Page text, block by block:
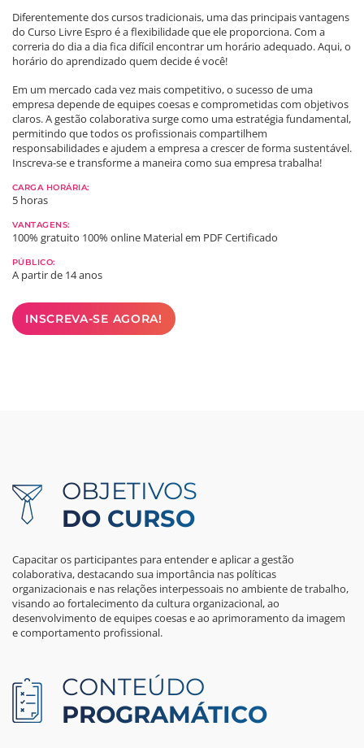
Diferentemente dos cursos tradicionais, uma das principais vantagens
do Curso Livre Espro é a flexibilidade que ele proporciona. Com a
correria do dia a dia fica difícil encontrar um horário adequado. Aqui, o
horário do aprendizado quem decide é você!
Em um mercado cada vez mais competitivo, o sucesso de uma
empresa depende de equipes coesas e comprometidas com objetivos
claros. A gestão colaborativa surge como uma estratégia fundamental,
permitindo que todos os profissionais compartilhem
responsabilidades e ajudem a empresa a crescer de forma sustentável.
Inscreva-se e transforme a maneira como sua empresa trabalha!
CARGA HORÁRIA:
5 horas
VANTAGENS:
100% gratuito 100% online Material em PDFCertificado
PÚBLICO:
A partir de 14 anos
INSCREVA-SE AGORA!
OBJETIVOS
DO CURSO
Capacitar os participantes para entender e aplicar a gestão
colaborativa, destacando sua importância nas políticas
organizacionais e nas relações interpessoais no ambiente de trabalho,
visando ao fortalecimento da cultura organizacional, ao
desenvolvimento de equipes coesas e ao aprimoramento da imagem
e comportamento profissional.
CONTEÚDO
PROGRAMÁTICO